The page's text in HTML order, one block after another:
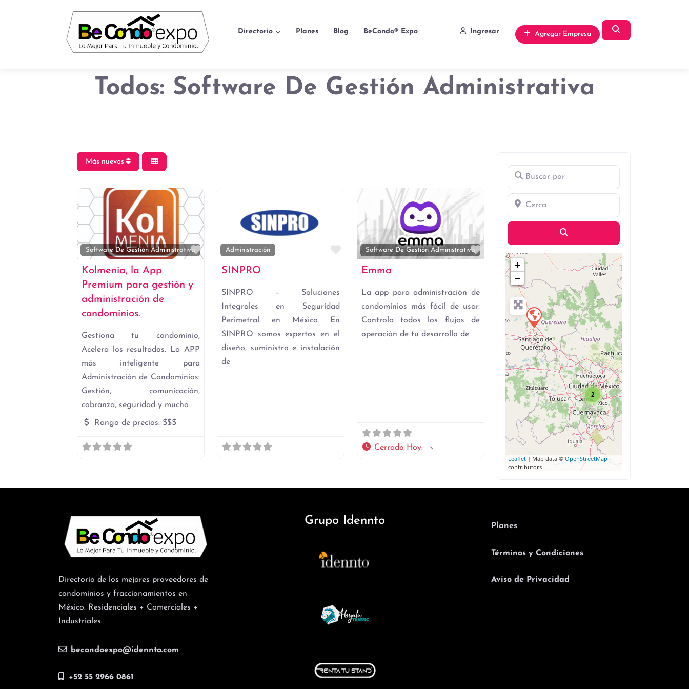
Directorio Planes Blog BeCondo® Expo Ingresar Agregar Empresa
Todos: Software De Gestión Administrativa
Buscar por
Cerca
2
+
−
Leaflet | Map data © OpenStreetMap
contributors
Más nuevos
Software De Gestión Administrativa
Favorito
Kolmenia, la App
Premium para gestión y
administración de
condominios.
Gestiona tu condominio,
Acelera los resultados. La APP
más inteligente para
Administración de Condominios:
Gestión, comunicación,
cobranza, seguridad y mucho
Rango de precios: $$$
Administración
Favorito
SINPRO
SINPRO – Soluciones
Integrales en Seguridad
Perimetral en México En
SINPRO somos expertos en el
diseño, suministro e instalación
de
Software De Gestión Administrativa
Favorito
Emma
La app para administración de
condominios más fácil de usar.
Controla todos los flujos de
operación de tu desarrollo de
Cerrado Hoy:
Directorio de los mejores proveedores de
condominios y fraccionamientos en
México. Residenciales + Comerciales +
Industriales.
becondoexpo@idennto.com
+52 55 2966 0861
Grupo Idennto Planes
Términos y Condiciones
Aviso de Privacidad